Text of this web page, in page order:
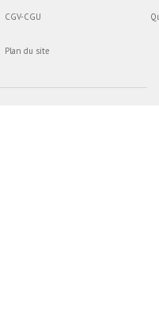
CGV-CGU
Plan du site